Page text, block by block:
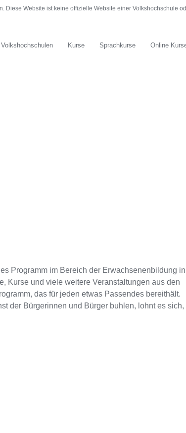
Diese Website ist keine offizielle Website einer Volkshochschule
Volkshochschulen Kurse Sprachkurse Online
Programm im Bereich der Erwachsenenbildung in
Kurse und viele weitere Veranstaltungen aus den
das für jeden etwas Passendes bereithält.
der Bürgerinnen und Bürger buhlen, lohnt es sich,